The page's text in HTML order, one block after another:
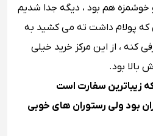
خوشمزه هم بود ، دیگه جدا شدیم
که پولام داشت ته می کشید به
کنه ، از این مرکز خرید خیلی
بالا بود.
زیباترین سفارت است
بود ولی رستوران های خوبی